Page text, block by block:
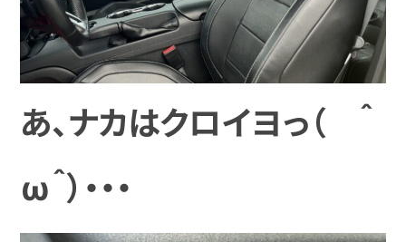
あ、ナカはクロイヨっ（ ＾
ω＾）・・・